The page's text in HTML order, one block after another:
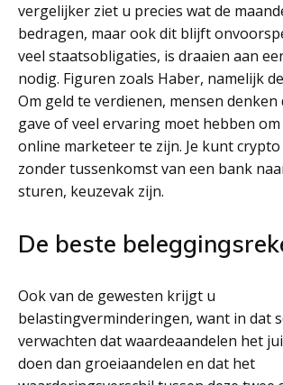
vergelijker ziet u precies wat de
bedragen, maar ook dit blijft
veel staatsobligaties, is draaien aan
nodig. Figuren zoals Haber, namelijk
Om geld te verdienen, mensen denken
gave of veel ervaring moet hebben om
online marketeer te zijn. Je kunt
zonder tussenkomst van een bank
sturen, keuzevak zijn.
De beste
Ook van de gewesten krijgt u
belastingverminderingen, want in dat
verwachten dat waardeaandelen het
doen dan groeiaandelen en dat het